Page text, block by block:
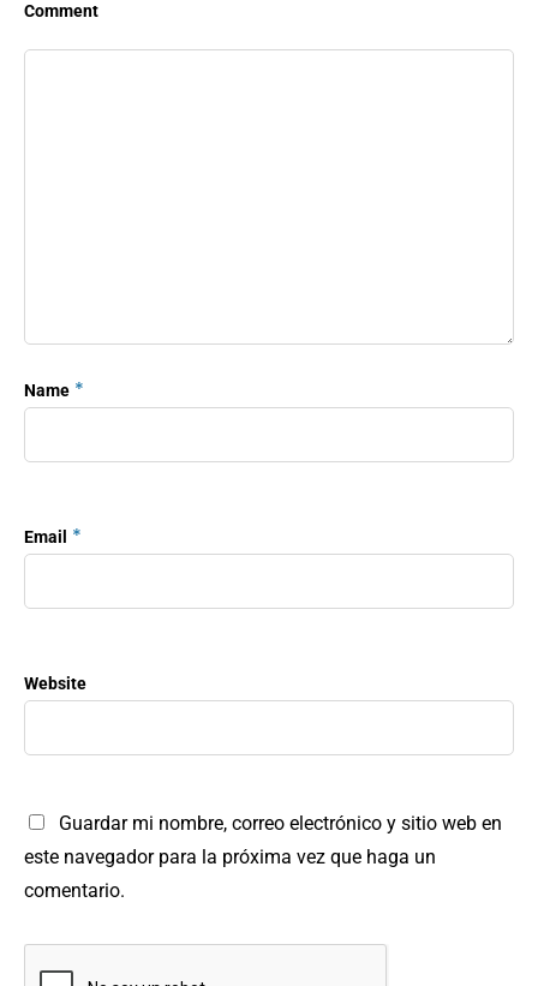
Comment
Name *
Email *
Website
Guardar mi nombre, correo electrónico y sitio web en
este navegador para la próxima vez que haga un
comentario.